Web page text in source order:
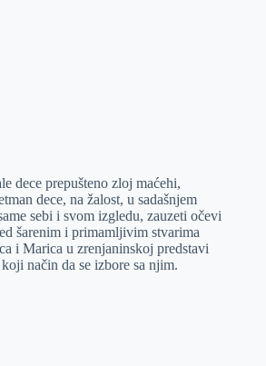
dece prepušteno zloj maćehi,
dece, na žalost, u sadašnjem
sebi i svom izgledu, zauzeti očevi
šarenim i primamljivim stvarima
i Marica u zrenjaninskoj predstavi
način da se izbore sa njim.